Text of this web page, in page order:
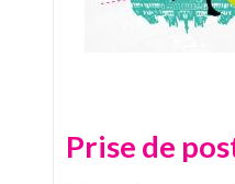
Prise de